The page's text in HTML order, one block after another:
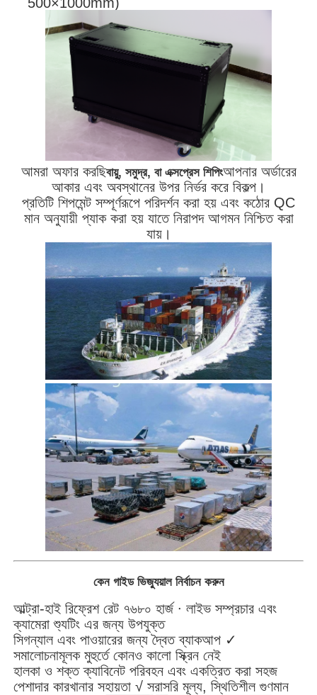
আমরা অফার করছিবায়ু, সমুদ্র, বা এক্সপ্রেস শিপিংআপনার অর্ডারের
আকার এবং অবস্থানের উপর নির্ভর করে বিকল্প।
প্রতিটি শিপমেন্ট সম্পূর্ণরূপে পরিদর্শন করা হয় এবং কঠোর QC
মান অনুযায়ী প্যাক করা হয় যাতে নিরাপদ আগমন নিশ্চিত করা
যায়।
কেন গাইড ভিজ্যুয়াল নির্বাচন করুন
আল্ট্রা-হাই রিফ্রেশ রেট ৭৬৮০ হার্জ ∙ লাইভ সম্প্রচার এবং
ক্যামেরা শ্যুটিং এর জন্য উপযুক্ত
সিগন্যাল এবং পাওয়ারের জন্য দ্বৈত ব্যাকআপ ✓
সমালোচনামূলক মুহুর্তে কোনও কালো স্ক্রিন নেই
হালকা ও শক্ত ক্যাবিনেট পরিবহন এবং একত্রিত করা সহজ
পেশাদার কারখানার সহায়তা √ সরাসরি মূল্য, স্থিতিশীল গুণমান